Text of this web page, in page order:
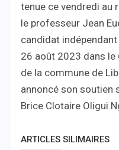
tenue ce vendredi au
le professeur Jean
candidat
26 août 2023 dans le
de la commune de
annoncé son soutien
Brice Clotaire Oligui
ARTICLES SILIMAIRES